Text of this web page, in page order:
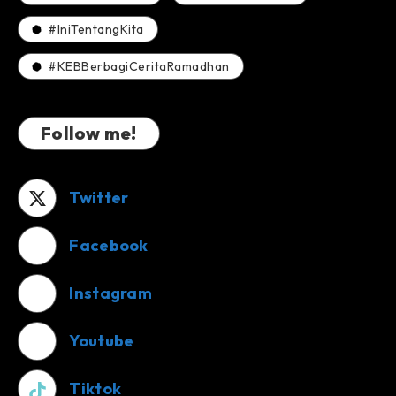
#IniTentangKita
#KEBBerbagiCeritaRamadhan
Follow me!
Twitter
Facebook
Instagram
Youtube
Tiktok